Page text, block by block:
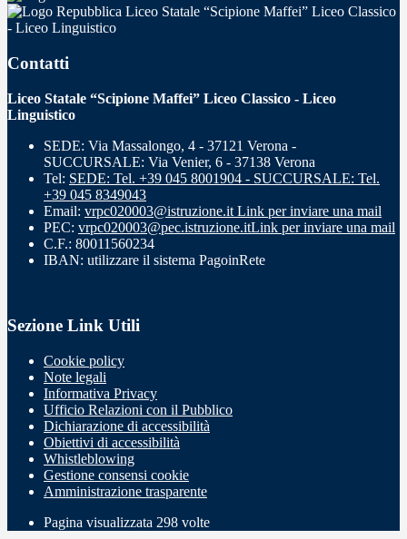
Liceo Statale “Scipione Maffei” Liceo Classico
- Liceo Linguistico
Contatti
Liceo Statale “Scipione Maffei” Liceo Classico - Liceo
Linguistico
SEDE: Via Massalongo, 4 - 37121 Verona -
SUCCURSALE: Via Venier, 6 - 37138 Verona
Tel: SEDE: Tel. +39 045 8001904 - SUCCURSALE: Tel.
+39 045 8349043
Email: vrpc020003@istruzione.it Link per inviare una mail
PEC: vrpc020003@pec.istruzione.itLink per inviare una mail
C.F.: 80011560234
IBAN: utilizzare il sistema PagoinRete
Sezione Link Utili
Cookie policy
Note legali
Informativa Privacy
Ufficio Relazioni con il Pubblico
Dichiarazione di accessibilità
Obiettivi di accessibilità
Whistleblowing
Gestione consensi cookie
Amministrazione trasparente
Pagina visualizzata 298 volte